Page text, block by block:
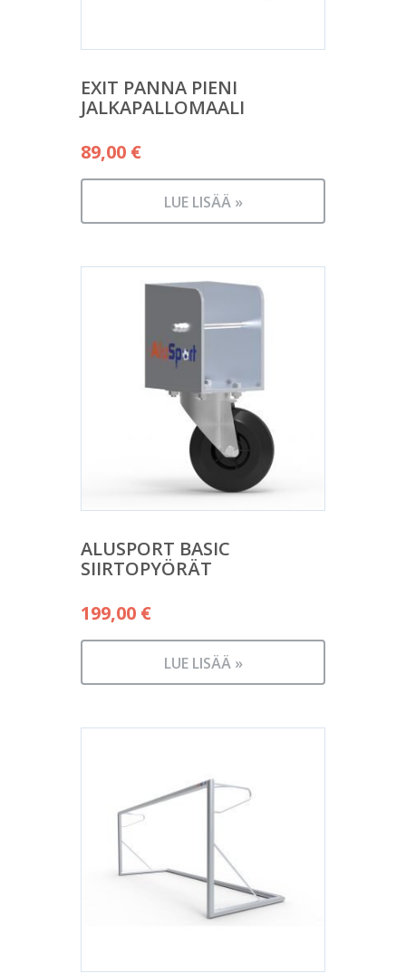
EXIT PANNA PIENI
JALKAPALLOMAALI
89,00 €
LUE LISÄÄ »
ALUSPORT BASIC
SIIRTOPYÖRÄT
199,00 €
LUE LISÄÄ »